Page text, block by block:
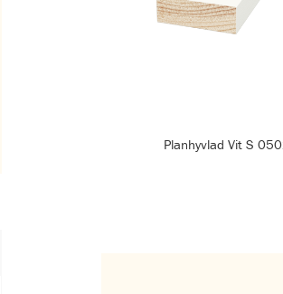
Planhyvlad Vit S